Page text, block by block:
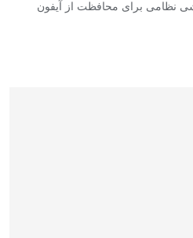
نظامی برای محافظت از آیفون